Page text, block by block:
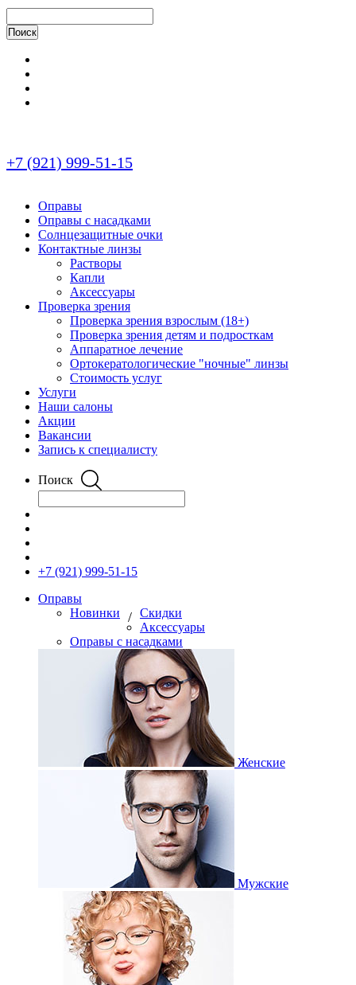
+7 (921) 999-51-15
Оправы
Оправы с насадками
Солнцезащитные очки
Контактные линзы
Растворы
Капли
Аксессуары
Проверка зрения
Проверка зрения взрослым (18+)
Проверка зрения детям и подросткам
Аппаратное лечение
Ортокератологические "ночные" линзы
Стоимость услуг
Услуги
Наши салоны
Акции
Вакансии
Запись к специалисту
Поиск
+7 (921) 999-51-15
Оправы
Новинки
/ Скидки
Аксессуары
Оправы с насадками
Женские
Мужские